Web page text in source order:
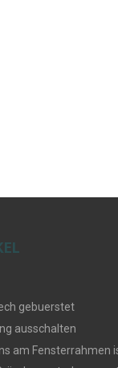
gebuerstet
ausschalten
am Fensterrahmen